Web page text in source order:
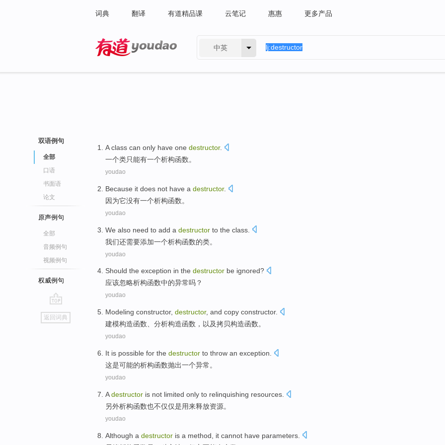
词典 翻译 有道精品课 云笔记 惠惠 更多产品
中英
双语例句
全部
口语
书面语
论文
原声例句
全部
音频例句
视频例句
权威例句
go
top
返回词典
A class can only have one destructor.
一个类只能有一个析构函数。
youdao
Because it does not have a destructor.
因为它没有一个析构函数。
youdao
We also need to add a destructor to the class
我们还需要添加一个析构函数的类。
youdao
Should the exception in the destructor be ignored?
应该忽略析构函数中的异常吗？
youdao
Modeling constructor, destructor, and copy constructor.
建模构造函数、分析构造函数， 以及拷贝构造函数。
youdao
It is possible for the destructor to throw an exception
这是可能的析构函数抛出一个异常 。
youdao
Adestructor is not limited only to relinquishing resources
另外析构函数也不仅仅是用来释放资源。
youdao
Although a destructor is a method it cannot have parameters